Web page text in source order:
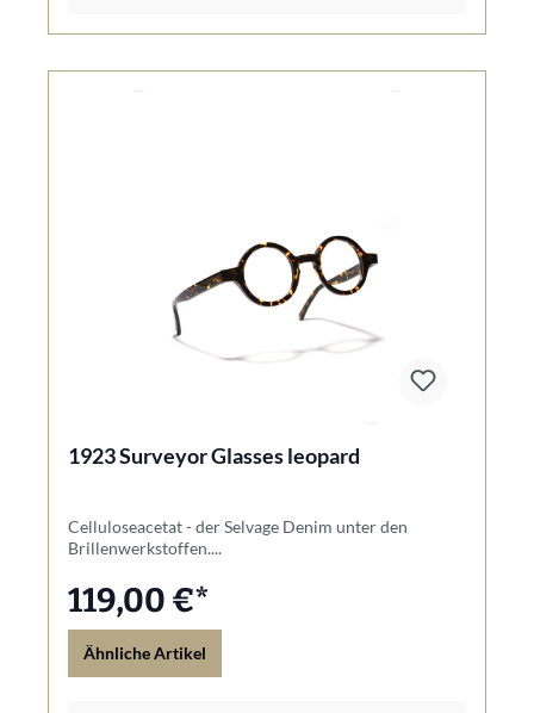
1923 Surveyor Glasses leopard
Celluloseacetat - der Selvage Denim unter den
Brillenwerkstoffen....
119,00 €*
Ähnliche Artikel